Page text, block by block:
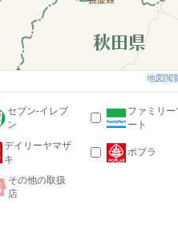
地図閲
セブン-イレブ
ン
ファミリー
ート
デイリーヤマザ
キ
ポプラ
その他の取扱
店